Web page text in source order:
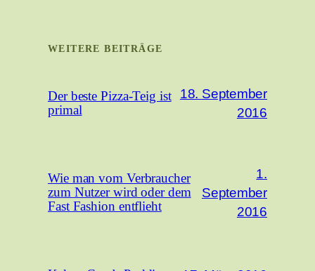
WEITERE BEITRÄGE
Der beste Pizza-Teig ist
primal
18. September
2016
Wie man vom Verbraucher
zum Nutzer wird oder dem
Fast Fashion entflieht
1.
September
2016